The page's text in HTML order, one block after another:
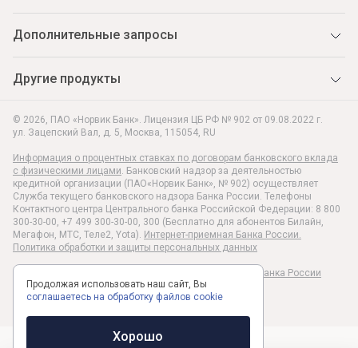
© 2026, ПАО «Норвик Банк». Лицензия ЦБ РФ № 902 от 09.08.2022 г.
ул. Зацепский Вал, д. 5, Москва, 115054, RU
Информация о процентных ставках по договорам банковского вклада
с физическими лицами. Банковский надзор за деятельностью
кредитной организации (ПАО«Норвик Банк», № 902) осуществляет
Служба текущего банковского надзора Банка России. Телефоны
Контактного центра Центрального банка Российской Федерации: 8 800
300-30-00, +7 499 300-30-00, 300 (Бесплатно для абонентов Билайн,
Мегафон, МТС, Теле2, Yota). Интернет-приемная Банка России.
Политика обработки и защиты персональных данных
Раскрытие информации в соответствии c Указанием Банка России
№6496-У
Дополнительные запросы
Другие продукты
Продолжая использовать наш сайт, Вы
соглашаетесь на обработку файлов cookie
Хорошо